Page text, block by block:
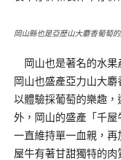
岡山縣也是亞歷山大麝香葡萄
岡山也是著名的水果
岡山也盛產亞力山大
以體驗採葡萄的樂趣
外，岡山的盛產「千
一直維持單一血親，
屋牛有著甘甜獨特的